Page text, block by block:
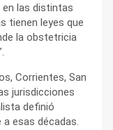
en las distintas
tienen leyes que
la obstetricia
Corrientes, San
jurisdicciones
definió
a esas décadas.